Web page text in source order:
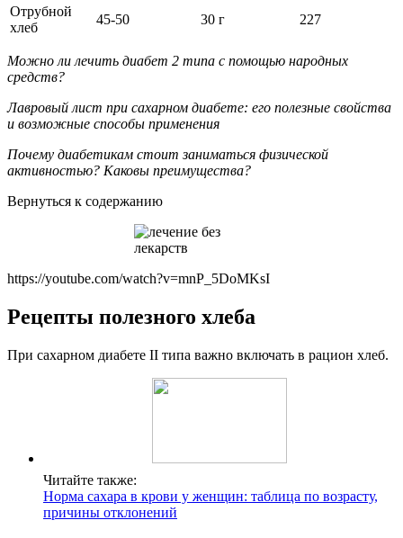
Отрубной
хлеб
45-50 30 г 227
Можно ли лечить диабет 2 типа с помощью народных
средств?
Лавровый лист при сахарном диабете: его полезные свойства
и возможные способы применения
Почему диабетикам стоит заниматься физической
активностью? Каковы преимущества?
Вернуться к содержанию
https://youtube.com/watch?v=mnP_5DoMKsI
Рецепты полезного хлеба
При сахарном диабете II типа важно включать в рацион хлеб.
Читайте также:
Норма сахара в крови у женщин: таблица по возрасту,
причины отклонений